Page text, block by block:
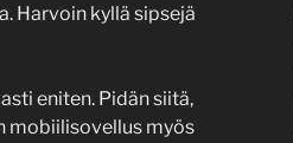
Harvoin kyllä sipsejä
eniten. Pidän siitä,
mobiilisovellus myös